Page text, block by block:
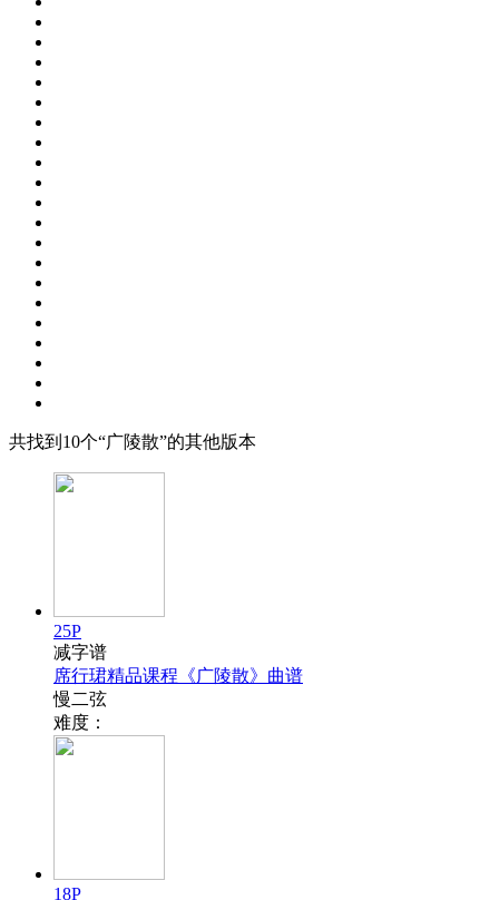
共找到 10个“广陵散”的其他版本
25P
减字谱
席行珺精品课程《广陵散》曲谱
慢二弦
难度：
18P